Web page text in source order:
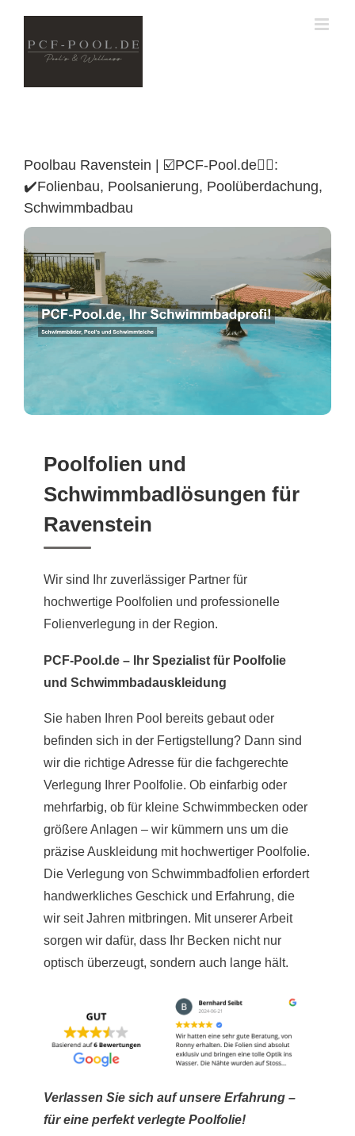
content
Poolbau Ravenstein | ☑️PCF-Pool.de🏊🏼:
✔️Folienbau, Poolsanierung, Poolüberdachung,
Schwimmbadbau
Poolfolien und
Schwimmbadlösungen für
Ravenstein
Wir sind Ihr zuverlässiger Partner für
hochwertige Poolfolien und professionelle
Folienverlegung in der Region.
PCF-Pool.de – Ihr Spezialist für Poolfolie
und Schwimmbadauskleidung
Sie haben Ihren Pool bereits gebaut oder
befinden sich in der Fertigstellung? Dann sind
wir die richtige Adresse für die fachgerechte
Verlegung Ihrer Poolfolie. Ob einfarbig oder
mehrfarbig, ob für kleine Schwimmbecken oder
größere Anlagen – wir kümmern uns um die
präzise Auskleidung mit hochwertiger Poolfolie.
Die Verlegung von Schwimmbadfolien erfordert
handwerkliches Geschick und Erfahrung, die
wir seit Jahren mitbringen. Mit unserer Arbeit
sorgen wir dafür, dass Ihr Becken nicht nur
optisch überzeugt, sondern auch lange hält.
Verlassen Sie sich auf unsere Erfahrung –
für eine perfekt verlegte Poolfolie!